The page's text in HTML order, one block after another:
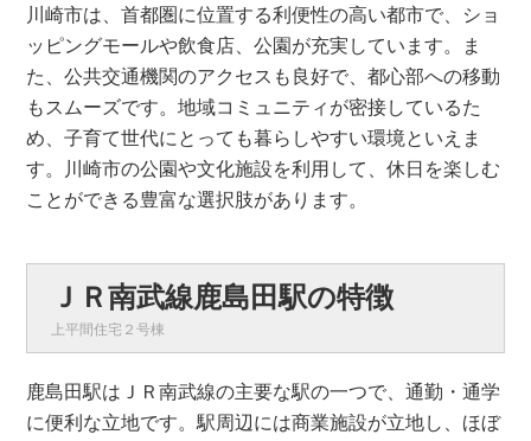
川崎市は、首都圏に位置する利便性の高い都市で、ショ
ッピングモールや飲食店、公園が充実しています。ま
た、公共交通機関のアクセスも良好で、都心部への移動
もスムーズです。地域コミュニティが密接しているた
め、子育て世代にとっても暮らしやすい環境といえま
す。川崎市の公園や文化施設を利用して、休日を楽しむ
ことができる豊富な選択肢があります。
ＪＲ南武線鹿島田駅の特徴
上平間住宅２号棟
鹿島田駅はＪＲ南武線の主要な駅の一つで、通勤・通学
に便利な立地です。駅周辺には商業施設が立地し、ほぼ